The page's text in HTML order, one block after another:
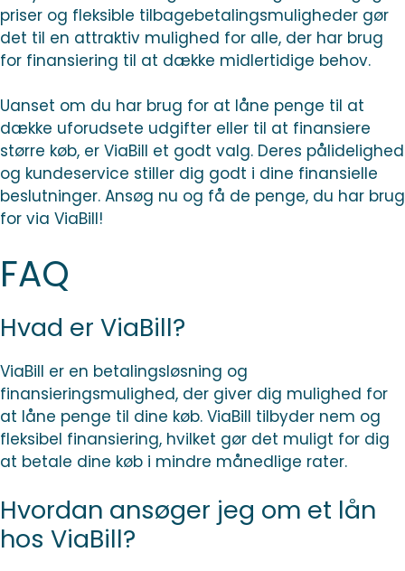
priser og fleksible tilbagebetalingsmuligheder gør
det til en attraktiv mulighed for alle, der har brug
for finansiering til at dække midlertidige behov.
Uanset om du har brug for at låne penge til at
dække uforudsete udgifter eller til at finansiere
større køb, er ViaBill et godt valg. Deres pålidelighed
og kundeservice stiller dig godt i dine finansielle
beslutninger. Ansøg nu og få de penge, du har brug
for via ViaBill!
FAQ
Hvad er ViaBill?
ViaBill er en betalingsløsning og
finansieringsmulighed, der giver dig mulighed for
at låne penge til dine køb. ViaBill tilbyder nem og
fleksibel finansiering, hvilket gør det muligt for dig
at betale dine køb i mindre månedlige rater.
Hvordan ansøger jeg om et lån
hos ViaBill?